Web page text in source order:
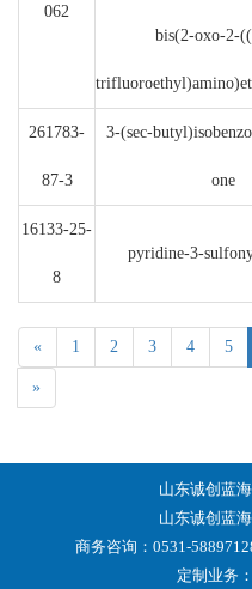
062
bis(2-oxo-2-
261783-
87-3
3-(sec-
one
16133-25-
8
pyridine-3-
« 1 2 3 4 5
»
山东诚创蓝
山东诚创蓝
商务咨询：0531-
定制业务